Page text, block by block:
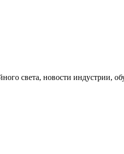
света, новости индустрии,